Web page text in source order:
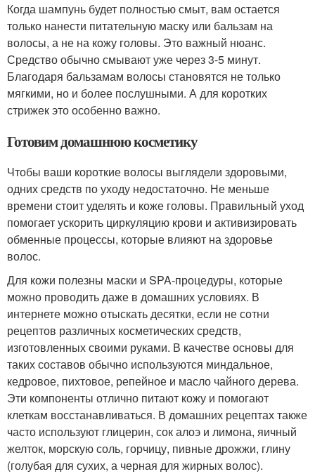
Когда шампунь будет полностью смыт, вам остается
только нанести питательную маску или бальзам на
волосы, а не на кожу головы. Это важный нюанс.
Средство обычно смывают уже через 3-5 минут.
Благодаря бальзамам волосы становятся не только
мягкими, но и более послушными. А для коротких
стрижек это особенно важно.
Готовим домашнюю косметику
Чтобы ваши короткие волосы выглядели здоровыми,
одних средств по уходу недостаточно. Не меньше
времени стоит уделять и коже головы. Правильный уход
помогает ускорить циркуляцию крови и активизировать
обменные процессы, которые влияют на здоровье
волос.
Для кожи полезны маски и SPA-процедуры, которые
можно проводить даже в домашних условиях. В
интернете можно отыскать десятки, если не сотни
рецептов различных косметических средств,
изготовленных своими руками. В качестве основы для
таких составов обычно используются миндальное,
кедровое, пихтовое, репейное и масло чайного дерева.
Эти компоненты отлично питают кожу и помогают
клеткам восстанавливаться. В домашних рецептах также
часто используют глицерин, сок алоэ и лимона, яичный
желток, морскую соль, горчицу, пивные дрожжи, глину
(голубая для сухих, а черная для жирных волос).